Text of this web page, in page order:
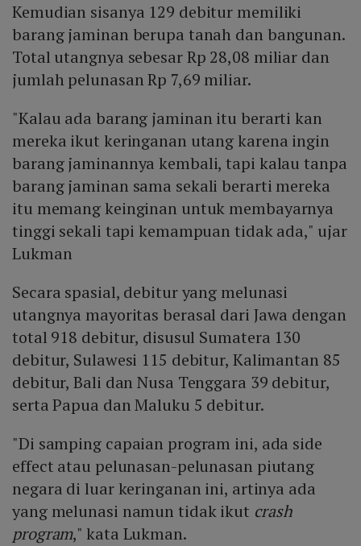
Kemudian sisanya 129 debitur memiliki
barang jaminan berupa tanah dan bangunan.
Total utangnya sebesar Rp 28,08 miliar dan
jumlah pelunasan Rp 7,69 miliar.
"Kalau ada barang jaminan itu berarti kan
mereka ikut keringanan utang karena ingin
barang jaminannya kembali, tapi kalau tanpa
barang jaminan sama sekali berarti mereka
itu memang keinginan untuk membayarnya
tinggi sekali tapi kemampuan tidak ada," ujar
Lukman
Secara spasial, debitur yang melunasi
utangnya mayoritas berasal dari Jawa dengan
total 918 debitur, disusul Sumatera 130
debitur, Sulawesi 115 debitur, Kalimantan 85
debitur, Bali dan Nusa Tenggara 39 debitur,
serta Papua dan Maluku 5 debitur.
"Di samping capaian program ini, ada side
effect atau pelunasan-pelunasan piutang
negara di luar keringanan ini, artinya ada
yang melunasi namun tidak ikut crash
program," kata Lukman.